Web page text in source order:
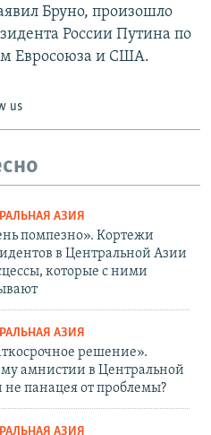
Бруно, произошло
России Путина по
Евросоюза и США.
us
АЗИЯ
помпезно». Кортежи
в Центральной Азии
которые с ними
АЗИЯ
решение».
амнистии в Центральной
не панацея от проблемы?
АЗИЯ